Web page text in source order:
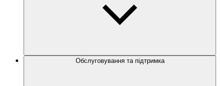
Обслуговування та підтримка